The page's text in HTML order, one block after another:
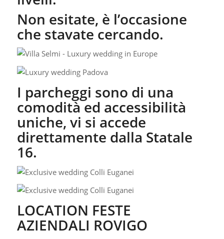
Non esitate, è l’occasione
che stavate cercando.
I parcheggi sono di una
comodità ed accessibilità
uniche, vi si accede
direttamente dalla Statale
16.
LOCATION FESTE
AZIENDALI ROVIGO